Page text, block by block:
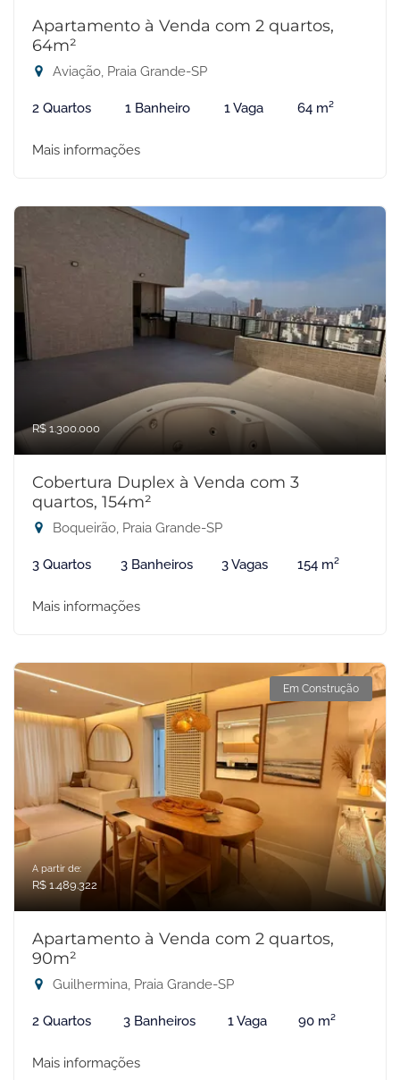
Apartamento à Venda com 2 quartos,
64m²
Aviação, Praia Grande-SP
2 Quartos 1 Banheiro 1 Vaga 64 m²
Mais informações
R$ 1.300.000
Cobertura Duplex à Venda com 3
quartos, 154m²
Boqueirão, Praia Grande-SP
3 Quartos 3 Banheiros 3 Vagas 154 m²
Mais informações
Em Construção
A partir de:
R$ 1.489.322
Apartamento à Venda com 2 quartos,
90m²
Guilhermina, Praia Grande-SP
2 Quartos 3 Banheiros 1 Vaga 90 m²
Mais informações